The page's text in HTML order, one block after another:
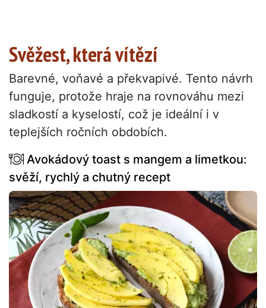
Svěžest, která vítězí
Barevné, voňavé a překvapivé. Tento návrh
funguje, protože hraje na rovnováhu mezi
sladkostí a kyselostí, což je ideální i v
teplejších ročních obdobích.
Avokádový toast s mangem a limetkou:
svěží, rychlý a chutný recept